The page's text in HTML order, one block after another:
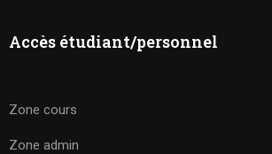
Accès étudiant/personnel
Zone cours
Zone admin